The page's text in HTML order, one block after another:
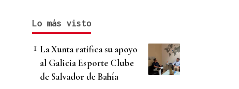
Lo más visto
La Xunta ratifica su apoyo
al Galicia Esporte Clube
de Salvador de Bahía